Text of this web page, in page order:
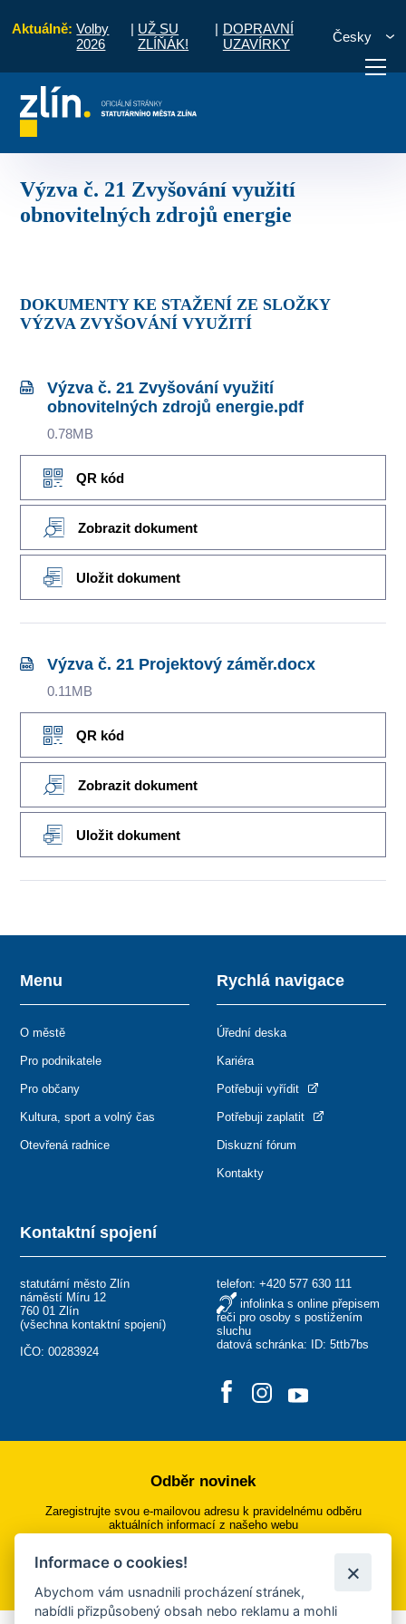
Aktuálně: Volby
2026
| UŽ SU
ZLÍŇÁK!
| DOPRAVNÍ
UZAVÍRKY
Česky
vyřídit Potřebuji zaplatit
Výzva č. 21 Zvyšování využití
obnovitelných zdrojů energie
DOKUMENTY KE STAŽENÍ ZE SLOŽKY
VÝZVA ZVYŠOVÁNÍ VYUŽITÍ
Výzva č. 21 Zvyšování využití
obnovitelných zdrojů energie.pdf
0.78MB
QR kód
Zobrazit dokument
Uložit dokument
Výzva č. 21 Projektový záměr.docx
0.11MB
QR kód
Zobrazit dokument
Uložit dokument
Kontaktní spojení
statutární město Zlín
náměstí Míru 12
760 01 Zlín
(všechna kontaktní spojení)
IČO: 00283924
telefon: +420 577 630 111
infolinka s online přepisem
řeči pro osoby s postižením
sluchu
datová schránka: ID: 5ttb7bs
Menu
O městě
Pro podnikatele
Pro občany
Kultura, sport a volný čas
Otevřená radnice
Rychlá navigace
Úřední deska
Kariéra
Potřebuji vyřídit
Potřebuji zaplatit
Diskuzní fórum
Kontakty
Odběr novinek
Zaregistrujte svou e-mailovou adresu k pravidelnému odběru
aktuálních informací z našeho webu
Přihlásit se k odběru
Informace o cookies!
Abychom vám usnadnili procházení stránek,
nabídli přizpůsobený obsah nebo reklamu a mohli